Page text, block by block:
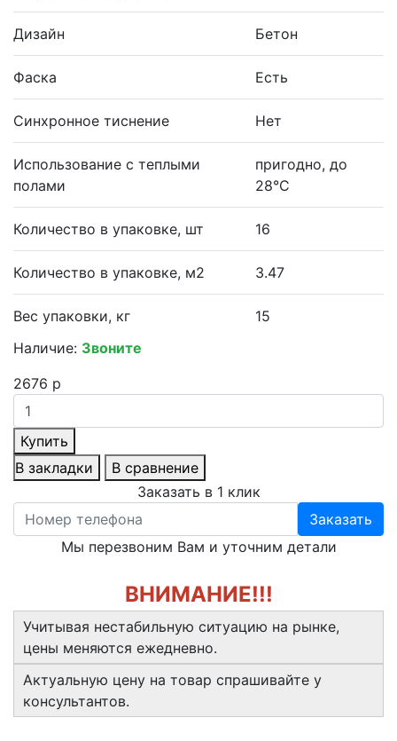
Дизайн Бетон
Фаска Есть
Синхронное тиснение Нет
Использование с теплыми
полами
пригодно, до
28°С
Количество в упаковке, шт 16
Количество в упаковке, м2 3.47
Вес упаковки, кг
15
Наличие: Звоните
2676 р
Купить
В закладки
В сравнение
Заказать в 1 клик
Заказать
Мы перезвоним Вам и уточним детали
ВНИМАНИЕ!!!
Учитывая нестабильную ситуацию на рынке,
цены меняются ежедневно.
Актуальную цену на товар спрашивайте у
консультантов.